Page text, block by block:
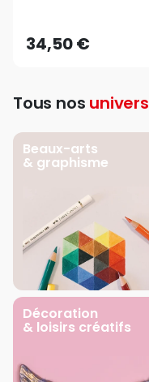
34,50 €
Tous nos univers
Beaux-arts
& graphisme
Décoration
& loisirs créatifs